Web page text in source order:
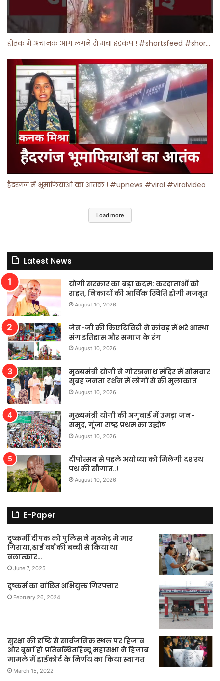
होतक में अचानक आग लगने से मचा हड़कंप ! #shortsfeed #shorts #viralshorts
हैदरगंज में भूमाफियाओं का आतंक ! #upnews #viral #viralvideo
Load more
Latest News
योगी सरकार का बड़ा कदम: करदाताओं को
राहत, निकायों की आर्थिक स्थिति होगी मजबूत
August 10, 2026
जेन-जी की क्रिएटिविटी ने कांवड़ में भरे आस्था
संग इतिहास और समाज के रंग
August 10, 2026
मुख्यमंत्री योगी ने गोरखनाथ मंदिर में सोमवार
सुबह जनता दर्शन में लोगों से की मुलाकात
August 10, 2026
मुख्यमंत्री योगी की अगुवाई में उमड़ा जन-
समुद्र, गूंजा राष्ट्र प्रथम का उद्घोष
August 10, 2026
दीपोत्सव से पहले अयोध्या को मिलेगी दशरथ
पथ की सौगात..!
August 10, 2026
E-Paper
दुष्कर्मी दीपक को पुलिस ने मुठभेड़ मे मार
गिराया,ढाई वर्ष की बच्ची से किया था
बलात्कार…
June 7, 2025
दुष्कर्म का वांछित अभियुक्त गिरफ्तार
February 26, 2024
सुरक्षा की दृष्टि से सार्वजनिक स्थल पर हिजाब
और बुर्खा हो प्रतिबन्धितहिन्दू महासभा ने हिजाब
मामले में हाईकोर्ट के निर्णय का किया स्वागत
March 15, 2022